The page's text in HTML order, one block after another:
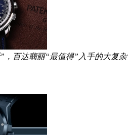
，百达翡丽“最值得”入手的大复杂